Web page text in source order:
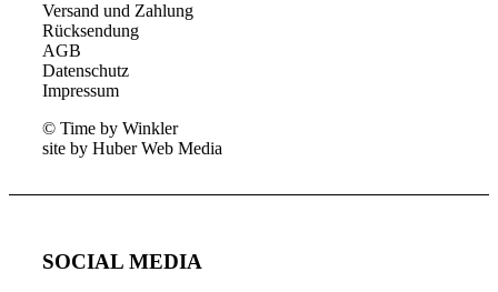
Versand und Zahlung
Rücksendung
AGB
Datenschutz
Impressum
© Time by Winkler
site by Huber Web Media
SOCIAL MEDIA